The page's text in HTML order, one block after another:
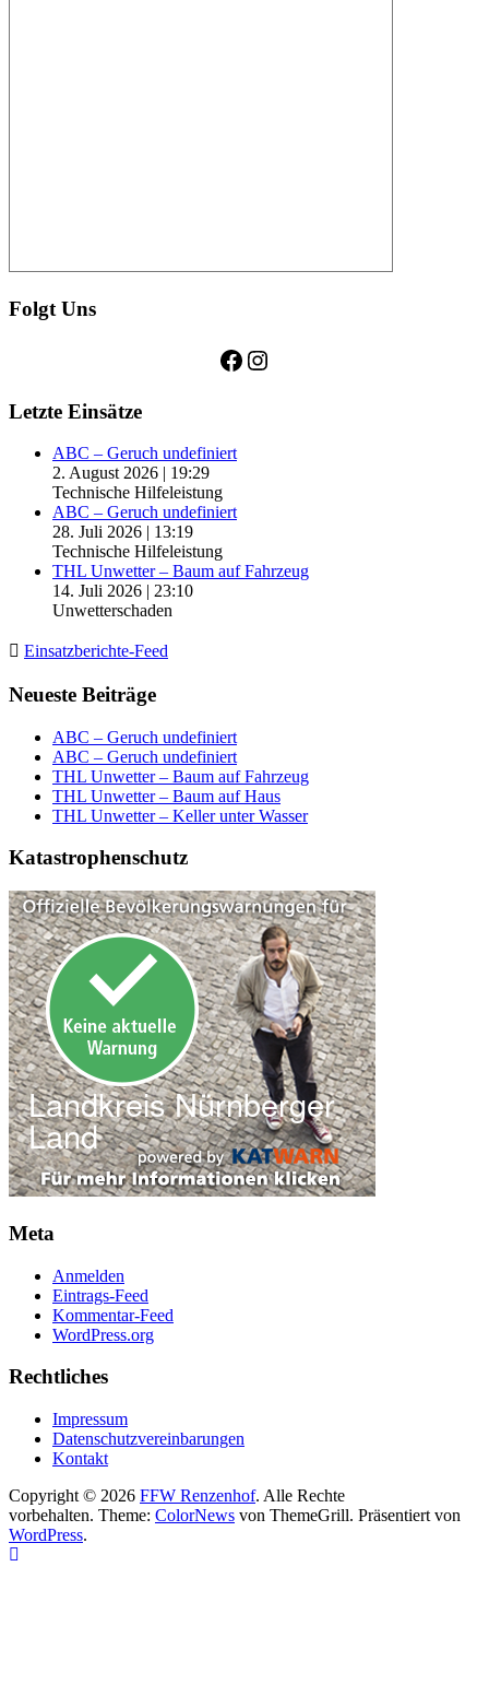
Folgt Uns
Facebook
Instagram
Letzte Einsätze
ABC – Geruch undefiniert
2. August 2026 | 19:29
Technische Hilfeleistung
ABC – Geruch undefiniert
28. Juli 2026 | 13:19
Technische Hilfeleistung
THL Unwetter – Baum auf Fahrzeug
14. Juli 2026 | 23:10
Unwetterschaden
Einsatzberichte-Feed
Neueste Beiträge
ABC – Geruch undefiniert
ABC – Geruch undefiniert
THL Unwetter – Baum auf Fahrzeug
THL Unwetter – Baum auf Haus
THL Unwetter – Keller unter Wasser
Katastrophenschutz
Meta
Anmelden
Eintrags-Feed
Kommentar-Feed
WordPress.org
Rechtliches
Impressum
Datenschutzvereinbarungen
Kontakt
Copyright © 2026 FFW Renzenhof. Alle Rechte
vorbehalten. Theme: ColorNews von ThemeGrill. Präsentiert von
WordPress.